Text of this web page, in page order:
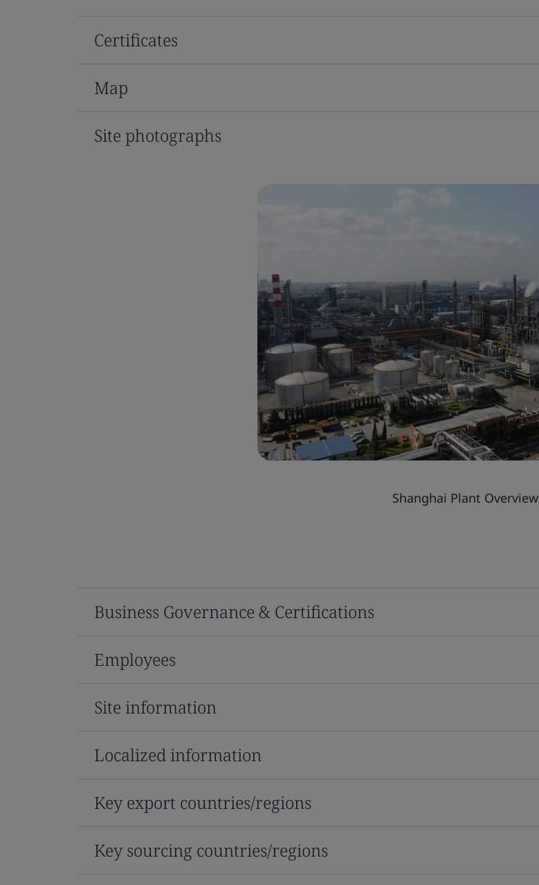
Certificates
Map
Site photographs
Shanghai Plant Overview
Business Governance & Certifications
Employees
Site information
Localized information
Key export countries/regions
Key sourcing countries/regions